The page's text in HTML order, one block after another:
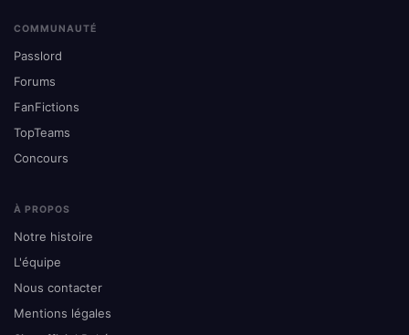
COMMUNAUTÉ
Passlord
Forums
FanFictions
TopTeams
Concours
À PROPOS
Notre histoire
L'équipe
Nous contacter
Mentions légales